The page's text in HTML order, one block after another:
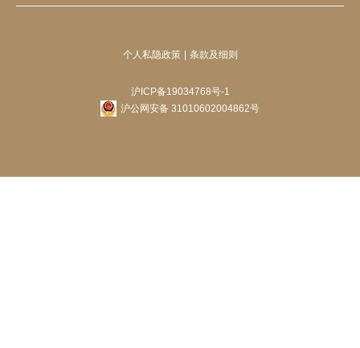
个人私隐政策 条款及细则
沪ICP备19034768号-1
沪公网安备 31010602004862号